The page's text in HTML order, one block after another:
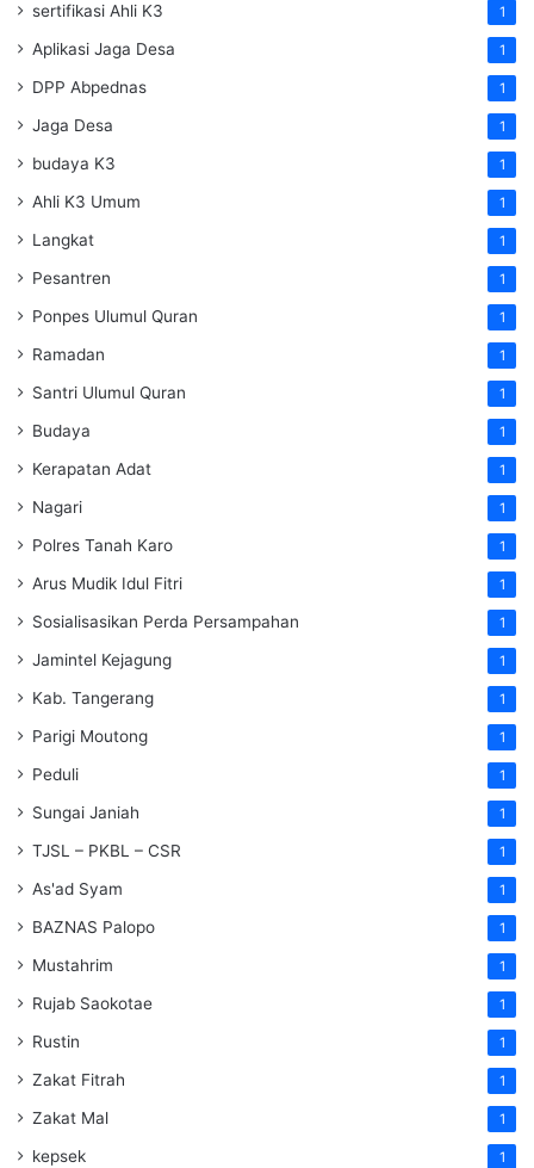
sertifikasi Ahli K3 1
Aplikasi Jaga Desa 1
DPP Abpednas 1
Jaga Desa 1
budaya K3 1
Ahli K3 Umum 1
Langkat 1
Pesantren 1
Ponpes Ulumul Quran 1
Ramadan 1
Santri Ulumul Quran 1
Budaya 1
Kerapatan Adat 1
Nagari 1
Polres Tanah Karo 1
Arus Mudik Idul Fitri 1
Sosialisasikan Perda Persampahan 1
Jamintel Kejagung 1
Kab. Tangerang 1
Parigi Moutong 1
Peduli 1
Sungai Janiah 1
TJSL – PKBL – CSR 1
As'ad Syam 1
BAZNAS Palopo 1
Mustahrim 1
Rujab Saokotae 1
Rustin 1
Zakat Fitrah 1
Zakat Mal 1
kepsek 1